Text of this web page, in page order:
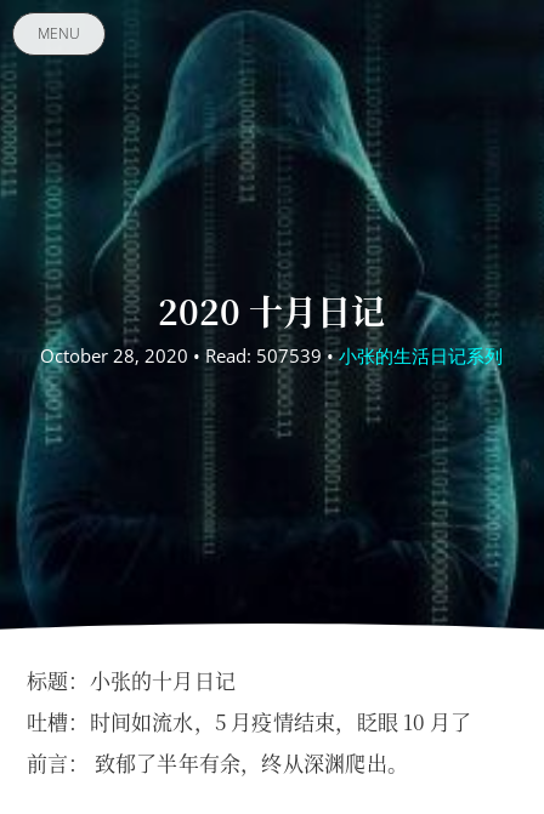
MENU
2020 十月日记
October 28, 2020 • Read: 507539 •小张的生活日记系列
标题：小张的十月日记
吐槽：时间如流水，5 月疫情结束，眨眼 10 月了
前言： 致郁了半年有余，终从深渊爬出。